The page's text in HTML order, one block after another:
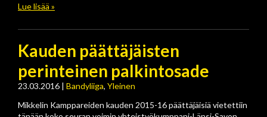
Lue lisää »
Kauden päättäjäisten
perinteinen palkintosade
23.03.2016 | Bandyliiga, Yleinen
Mikkelin Kamppareiden kauden 2015-16 päättäjäisiä vietettiin